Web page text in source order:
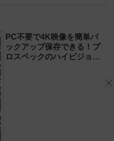
PC不要で4K映像を簡単バ
ックアップ保存できる！プ
ロスペックのハイビジョン